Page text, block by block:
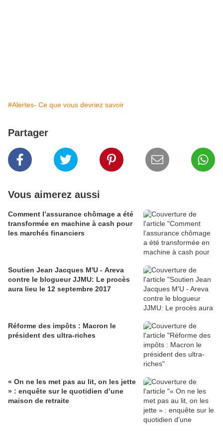
#Alertes- Ce que vous devriez savoir
Partager
Vous aimerez aussi
Comment l’assurance chômage a été
transformée en machine à cash pour
les marchés financiers
Soutien Jean Jacques M'U - Areva
contre le blogueur JJMU: Le procès
aura lieu le 12 septembre 2017
Réforme des impôts : Macron le
président des ultra-riches
« On ne les met pas au lit, on les jette
» : enquête sur le quotidien d’une
maison de retraite